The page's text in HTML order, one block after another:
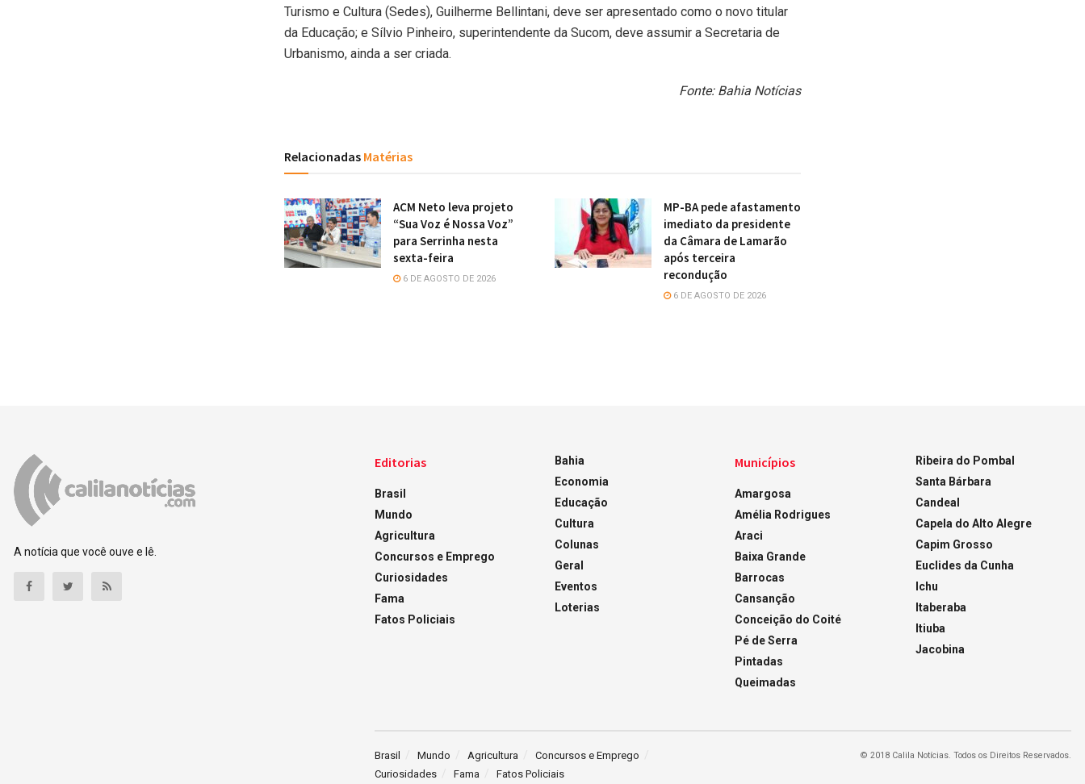
Turismo e Cultura (Sedes), Guilherme Bellintani, deve ser apresentado como o novo titular
da Educação; e Sílvio Pinheiro, superintendente da Sucom, deve assumir a Secretaria de
Urbanismo, ainda a ser criada.
Fonte: Bahia Notícias
Relacionadas Matérias
ACM Neto leva projeto
“Sua Voz é Nossa Voz”
para Serrinha nesta
sexta-feira
6 DE AGOSTO DE 2026
MP-BA pede afastamento
imediato da presidente
da Câmara de Lamarão
após terceira
recondução
6 DE AGOSTO DE 2026
A notícia que você ouve e lê.
Editorias
Brasil
Mundo
Agricultura
Concursos e Emprego
Curiosidades
Fama
Fatos Policiais
Bahia
Economia
Educação
Cultura
Colunas
Geral
Eventos
Loterias
Municípios
Amargosa
Amélia Rodrigues
Araci
Baixa Grande
Barrocas
Cansanção
Conceição do Coité
Pé de Serra
Pintadas
Queimadas
Ribeira do Pombal
Santa Bárbara
Candeal
Capela do Alto Alegre
Capim Grosso
Euclides da Cunha
Ichu
Itaberaba
Itiuba
Jacobina
Brasil Mundo Agricultura
Concursos e Emprego
Curiosidades
Fama Fatos Policiais
© 2018 Calila Notícias. Todos os Direitos Reservados.